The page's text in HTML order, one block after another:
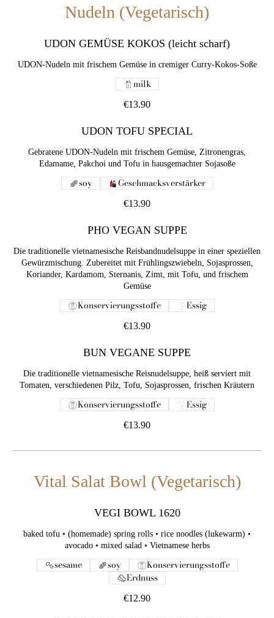
Nudeln (Vegetarisch)
UDON GEMÜSE KOKOS (leicht scharf)
UDON-Nudeln mit frischem Gemüse in cremiger Curry-Kokos-Soße
€13.90
milk
UDON TOFU SPECIAL
Gebratene UDON-Nudeln mit frischem Gemüse, Zitronengras,
Edamame, Pakchoi und Tofu in hausgemachter Sojasoße
€13.90
soy Geschmacksverstärker
PHO VEGAN SUPPE
Die traditionelle vietnamesische Reisbandnudelsuppe in einer speziellen
Gewürzmischung. Zubereitet mit Frühlingszwiebeln, Sojasprossen,
Koriander, Kardamom, Sternanis, Zimt, mit Tofu, und frischem
Gemüse
€13.90
Konservierungsstoffe Essig
BUN VEGANE SUPPE
Die traditionelle vietnamesische Reisnudelsuppe, heiß serviert mit
Tomaten, verschiedenen Pilz, Tofu, Sojasprossen, frischen Kräutern
€13.90
Konservierungsstoffe Essig
Vital Salat Bowl (Vegetarisch)
VEGI BOWL 1620
baked tofu • (homemade) spring rolls • rice noodles (lukewarm) •
avocado • mixed salad • Vietnamese herbs
€12.90
sesame soy
Konservierungsstoffe
Erdnuss